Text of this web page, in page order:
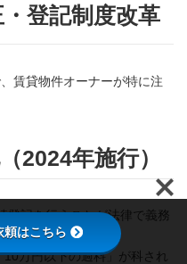
登記制度改革
賃貸物件オーナーが特に注
2024年施行）
登記を行うことが法律で義務
万円以下の過料」が科され
頼はこちら